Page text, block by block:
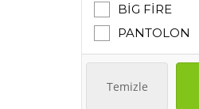
BİG FİRE
PANTOLON
Temizle